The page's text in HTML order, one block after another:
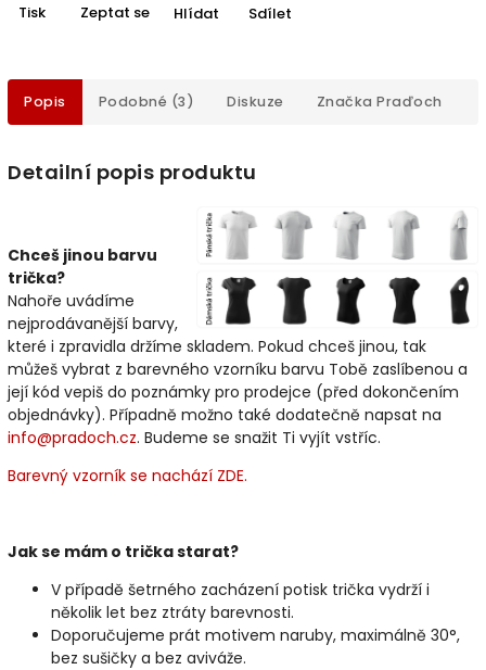
Tisk Zeptat se Hlídat Sdílet
Popis Podobné (3) Diskuze Značka Praďoch
Detailní popis produktu
Chceš jinou barvu
trička?
Nahoře uvádíme
nejprodávanější barvy,
které i zpravidla držíme skladem. Pokud chceš jinou, tak
můžeš vybrat z barevného vzorníku barvu Tobě zaslíbenou a
její kód vepiš do poznámky pro prodejce (před dokončením
objednávky). Případně možno také dodatečně napsat na
info@pradoch.cz. Budeme se snažit Ti vyjít vstříc.
Barevný vzorník se nachází ZDE.
Jak se mám o trička starat?
V případě šetrného zacházení potisk trička vydrží i
několik let bez ztráty barevnosti.
Doporučujeme prát motivem naruby, maximálně 30°,
bez sušičky a bez aviváže.